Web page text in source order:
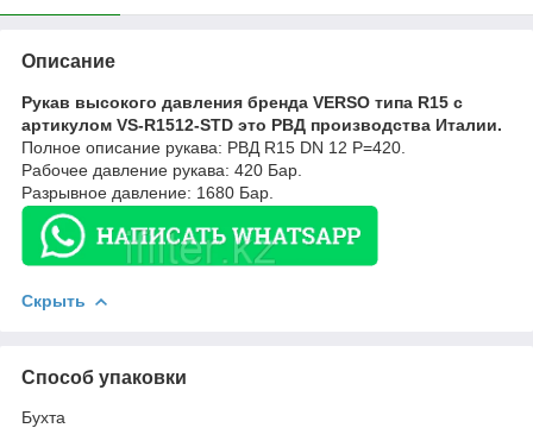
Описание
Рукав высокого давления бренда VERSO типа R15 с
артикулом VS-R1512-STD это РВД производства Италии.
Полное описание рукава: РВД R15 DN 12 P=420.
Рабочее давление рукава: 420 Бар.
Разрывное давление: 1680 Бар.
Скрыть
Способ упаковки
Бухта